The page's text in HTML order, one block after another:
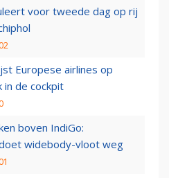
voor tweede dag op rij
Europese airlines op
in de cockpit
boven IndiGo:
widebody-vloot weg